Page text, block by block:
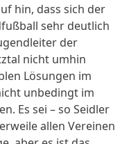
hin, dass sich der
sehr deutlich
der
nicht umhin
Lösungen im
unbedingt im
Es sei – so Seidler
allen Vereinen